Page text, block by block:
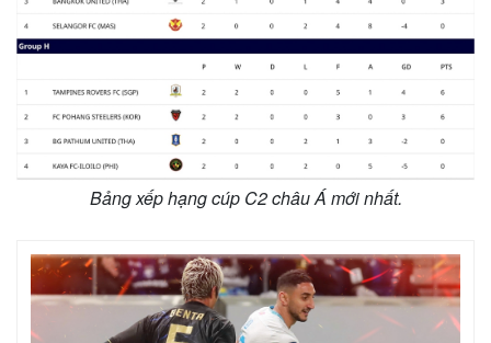
Hồ sơ
E-Magazine
Infographic
Bảng xếp hạng cúp C2 châu Á mới nhất.